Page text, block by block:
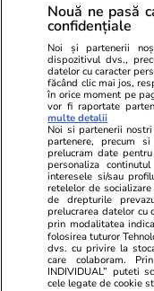
POLITIC
Politică
Nicușor Dan, fără
concediu de la
mandatului.
Președinției
Politică
Nouă ne pasă
confidențiale
Noi și partenerii
dispozitivul dvs.,
datelor cu caracter
făcând clic mai jos,
în orice moment pe
vor fi raportate
multe detalii
Noi si partenerii
partenere, precum
prelucram date
personaliza
interesele si/sau
retelelor de
de drepturile
prelucrarea datelor cu
prin modalitatea
folosirea tuturor
dvs. cu privire la
care colaboram.
INDIVIDUAL” puteti
cele legate de cookie